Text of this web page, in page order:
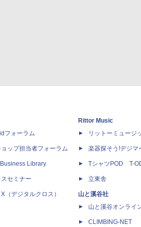
フォーラム
ップ担当者フォーラム
Library
セミナー
（デジタルクロス）
Rittor Music
リットーミュージ
楽器探そう!デジマ
TシャツPOD T-
立東舎
山と溪谷社
山と溪谷オンライ
CLIMBING-NET